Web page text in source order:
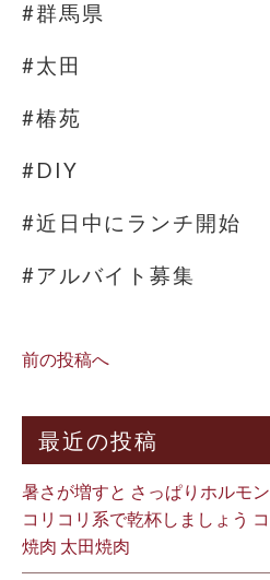
#群馬県
#太田
#椿苑
#DIY
#近日中にランチ開始
#アルバイト募集
前の投稿へ
最近の投稿
暑さが増すと さっぱりホルモ
コリコリ系で乾杯しましょう
焼肉 太田焼肉